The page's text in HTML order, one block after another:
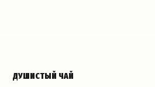
ДУШИСТЫЙ ЧАЙ